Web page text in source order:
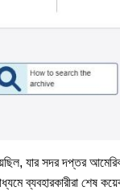
যার সদর দপ্তর
ব্যবহারকারীরা